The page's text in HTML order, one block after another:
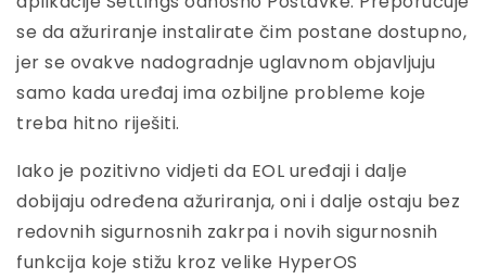
se da ažuriranje instalirate čim postane dostupno,
jer se ovakve nadogradnje uglavnom objavljuju
samo kada uređaj ima ozbiljne probleme koje
treba hitno riješiti.
Iako je pozitivno vidjeti da EOL uređaji i dalje
dobijaju određena ažuriranja, oni i dalje ostaju bez
redovnih sigurnosnih zakrpa i novih sigurnosnih
funkcija koje stižu kroz velike HyperOS